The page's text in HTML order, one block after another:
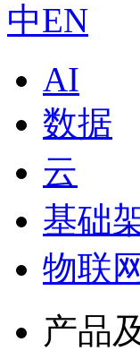
中EN
AI
数据
云
基础
物联网
产品